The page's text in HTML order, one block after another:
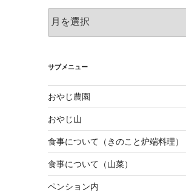
去
稿
サブメニュー
おやじ農園
おやじ山
食事について（きのこと炉端料理）
食事について（山菜）
ペンション内